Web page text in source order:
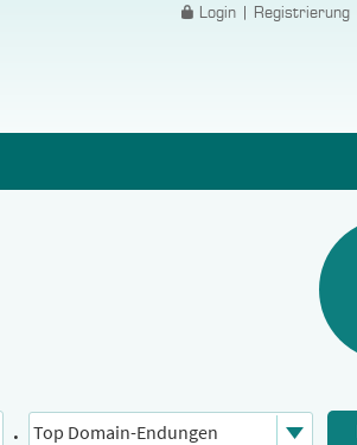
Login | Registrierung
.